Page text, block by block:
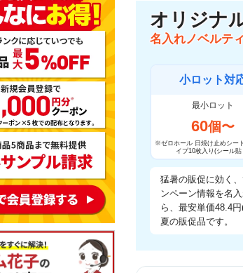
オリジナ
名入れノベルティ
小ロット対
最小ロット
60個〜
※ゼロホール 日焼け止めシー
イプ10枚入り(シール貼
猛暑の販促に効く
ンペーン情報を名
ら、最安単価48.4
夏の販促品です。